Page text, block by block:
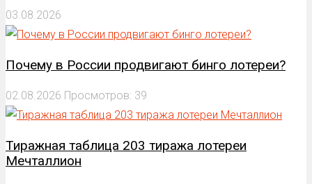
03.08.2026
Почему в России продвигают бинго лотереи?
02.08.2026 Просмотров: 39
Тиражная таблица 203 тиража лотереи
Мечталлион